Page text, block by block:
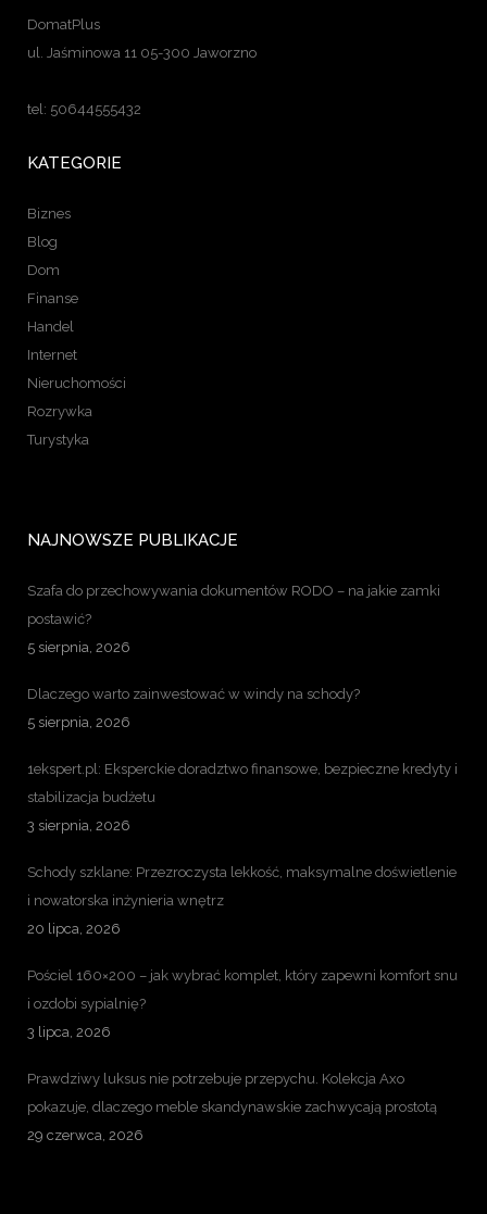
DomatPlus
ul. Jaśminowa 11 05-300 Jaworzno
tel: 50644555432
KATEGORIE
Biznes
Blog
Dom
Finanse
Handel
Internet
Nieruchomości
Rozrywka
Turystyka
NAJNOWSZE PUBLIKACJE
Szafa do przechowywania dokumentów RODO – na jakie zamki
postawić?
5 sierpnia, 2026
Dlaczego warto zainwestować w windy na schody?
5 sierpnia, 2026
1ekspert.pl: Eksperckie doradztwo finansowe, bezpieczne kredyty i
stabilizacja budżetu
3 sierpnia, 2026
Schody szklane: Przezroczysta lekkość, maksymalne doświetlenie
i nowatorska inżynieria wnętrz
20 lipca, 2026
Pościel 160×200 – jak wybrać komplet, który zapewni komfort snu
i ozdobi sypialnię?
3 lipca, 2026
Prawdziwy luksus nie potrzebuje przepychu. Kolekcja Axo
pokazuje, dlaczego meble skandynawskie zachwycają prostotą
29 czerwca, 2026